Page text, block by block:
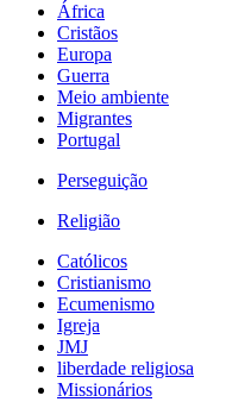
África
Cristãos
Europa
Guerra
Meio ambiente
Migrantes
Portugal
Perseguição
Religião
Católicos
Cristianismo
Ecumenismo
Igreja
JMJ
liberdade religiosa
Missionários